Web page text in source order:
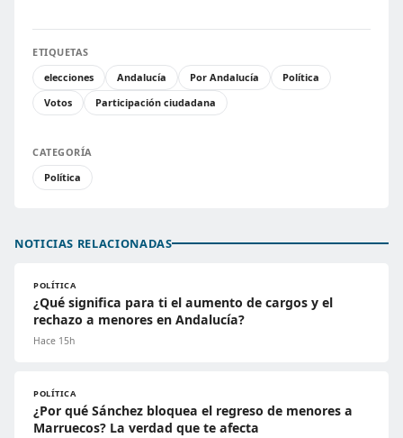
ETIQUETAS
elecciones
Andalucía Por Andalucía
Política
Votos
Participación ciudadana
CATEGORÍA
Política
NOTICIAS RELACIONADAS
POLÍTICA
¿Qué significa para ti el aumento de cargos y el
rechazo a menores en Andalucía?
Hace 15h
POLÍTICA
¿Por qué Sánchez bloquea el regreso de menores a
Marruecos? La verdad que te afecta